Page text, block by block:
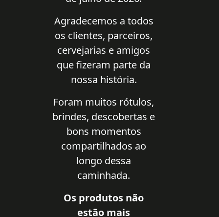
Agradecemos a todos
os clientes, parceiros,
cervejarias e amigos
que fizeram parte da
nossa história.
Foram muitos rótulos,
brindes, descobertas e
bons momentos
compartilhados ao
longo dessa
caminhada.
Os produtos não
estão mais